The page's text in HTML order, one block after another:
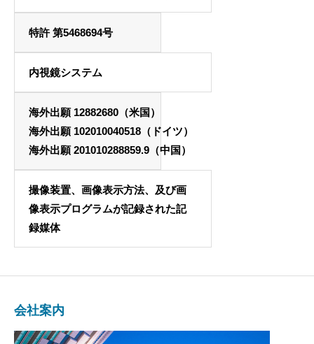
特許 第5468694号
内視鏡システム
海外出願 12882680（米国）
海外出願 102010040518（ドイツ）
海外出願 201010288859.9（中国）
撮像装置、画像表示方法、及び画
像表示プログラムが記録された記
録媒体
会社案内